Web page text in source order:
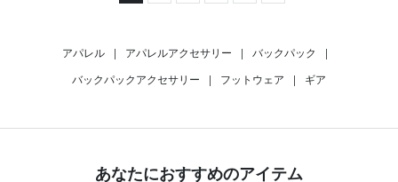
アパレル | アパレルアクセサリー | バックパック
|
バックパックアクセサリー
| フットウェア | ギア
あなたにおすすめのアイテム